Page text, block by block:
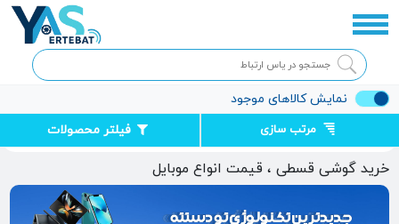
نمایش کالاهای موجود
مرتب سازی فیلتر محصولات گوشی موبایل
خرید گوشی قسطی ، قیمت انواع موبایل